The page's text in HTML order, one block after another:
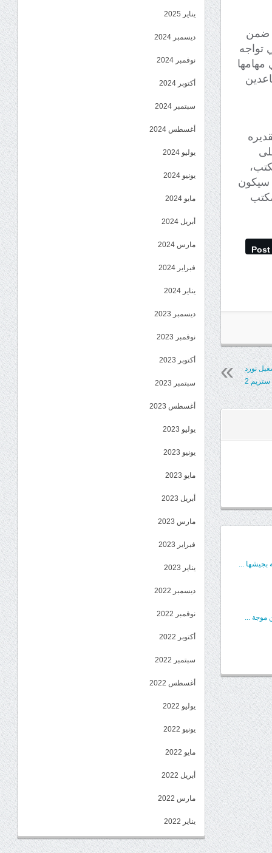
ضمن
تواجه
مهامها
سيكون
Post
نورد
ستريم 2
بجيشها ...
موجة ...
يناير 2025
ديسمبر 2024
نوفمبر 2024
أكتوبر 2024
سبتمبر 2024
أغسطس 2024
يوليو 2024
يونيو 2024
مايو 2024
أبريل 2024
مارس 2024
فبراير 2024
يناير 2024
ديسمبر 2023
نوفمبر 2023
أكتوبر 2023
سبتمبر 2023
أغسطس 2023
يوليو 2023
يونيو 2023
مايو 2023
أبريل 2023
مارس 2023
فبراير 2023
يناير 2023
ديسمبر 2022
نوفمبر 2022
أكتوبر 2022
سبتمبر 2022
أغسطس 2022
يوليو 2022
يونيو 2022
مايو 2022
أبريل 2022
مارس 2022
يناير 2022